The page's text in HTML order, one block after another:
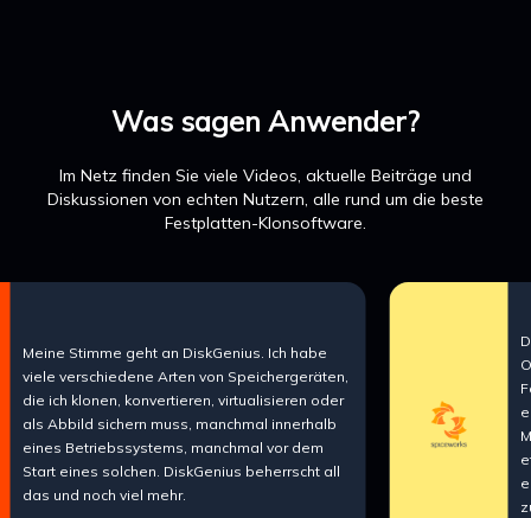
Was sagen Anwender?
Im Netz finden Sie viele Videos, aktuelle Beiträge und
Diskussionen von echten Nutzern, alle rund um die beste
Festplatten-Klonsoftware.
geht an DiskGenius. Ich habe
Arten von Speichergeräten,
konvertieren, virtualisieren oder
sichern muss, manchmal innerhalb
manchmal vor dem
solchen. DiskGenius beherrscht all
noch viel mehr.
Die
Ordnung.
Fall, dass
einfach
Macrium
etwas
einer